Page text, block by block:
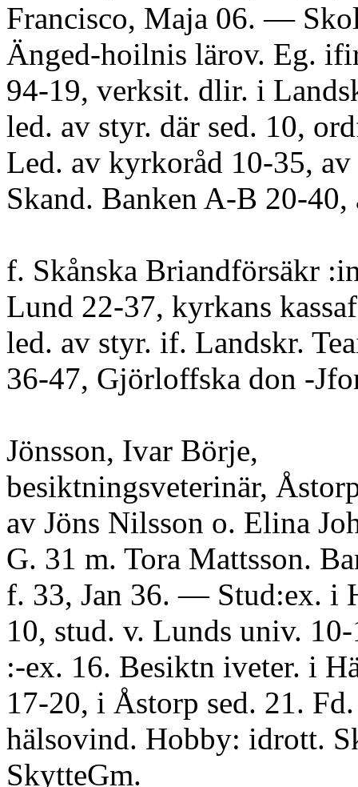
Francisco, Maja 06. —
Änged-hoilnis lärov. Eg.
94-19, verksit. dlir. i
led. av styr. där sed. 10,
Led. av kyrkoråd 10-35,
Skand. Banken A-B 20-40,
f. Skånska Briandförsäkr
Lund 22-37, kyrkans
led. av styr. if. Landskr.
36-47, Gjörloffska don -
Jönsson, Ivar Börje,
besiktningsveterinär,
av Jöns Nilsson o. Elina
G. 31 m. Tora Mattsson.
f. 33, Jan 36. — Stud:ex. i
10, stud. v. Lunds univ.
:-ex. 16. Besiktn iveter. i
17-20, i Åstorp sed. 21.
hälsovind. Hobby: idrott.
SkytteGm.